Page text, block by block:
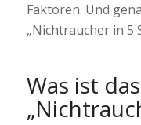
Faktoren. Und
„Nichtraucher in 5
Was ist